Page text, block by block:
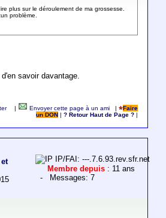
plus sur le déroulement de ma grossesse.
problème.
savoir davantage.
Envoyer cette page à un ami |
Faire
un DON
|? Retour Haut de Page ?
IP/FAI: ---.7.6.93.rev.sfr.net
Membre depuis : 11 ans
- Messages: 7